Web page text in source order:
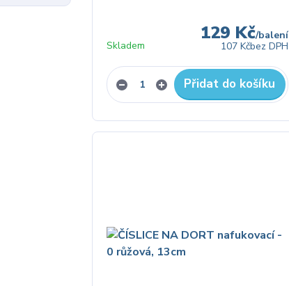
129 Kč/balení
107 Kčbez DPH
Skladem
Přidat do košíku